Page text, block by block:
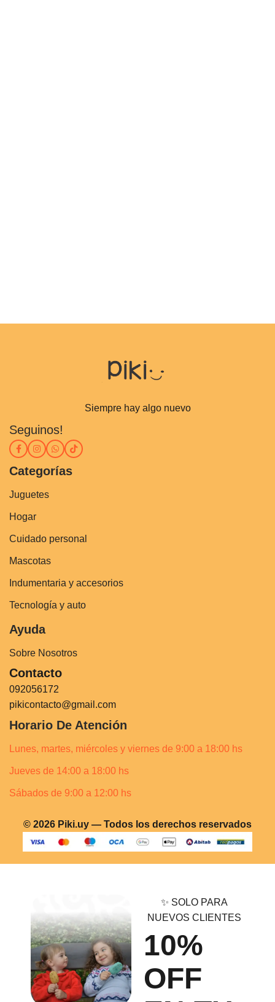
Siempre hay algo nuevo
Seguinos!
Categorías
Juguetes
Hogar
Cuidado personal
Mascotas
Indumentaria y accesorios
Tecnología y auto
Ayuda
Sobre Nosotros
Contacto
092056172
pikicontacto@gmail.com
Horario De Atención
Lunes, martes, miércoles y viernes de 9:00 a 18:00 hs
Jueves de 14:00 a 18:00 hs
Sábados de 9:00 a 12:00 hs
© 2026 Piki.uy — Todos los derechos reservados
✨ SOLO PARA
NUEVOS CLIENTES
10%
OFF